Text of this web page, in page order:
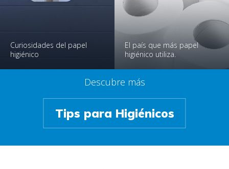
Curiosidades del papel
higiénico
El país que más papel
higiénico utiliza.
Descubre más
Tips para Higiénicos